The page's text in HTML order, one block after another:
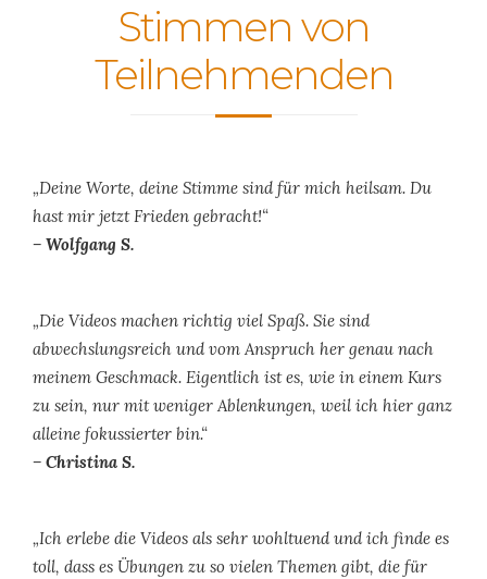
Stimmen von
Teilnehmenden
„Deine Worte, deine Stimme sind für mich heilsam. Du
hast mir jetzt Frieden gebracht!“
– Wolfgang S.
„Die Videos machen richtig viel Spaß. Sie sind
abwechslungsreich und vom Anspruch her genau nach
meinem Geschmack. Eigentlich ist es, wie in einem Kurs
zu sein, nur mit weniger Ablenkungen, weil ich hier ganz
alleine fokussierter bin.“
– Christina S.
„Ich erlebe die Videos als sehr wohltuend und ich finde es
toll, dass es Übungen zu so vielen Themen gibt, die für